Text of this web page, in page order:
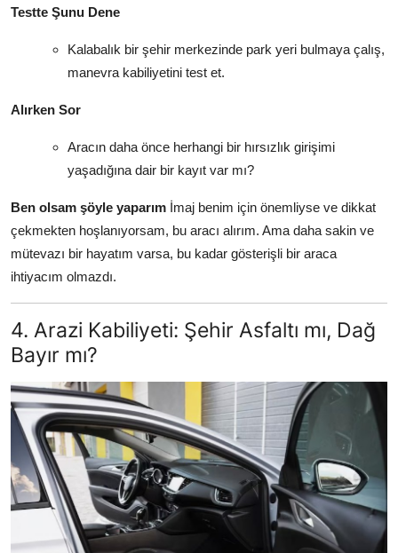
Testte Şunu Dene
Kalabalık bir şehir merkezinde park yeri bulmaya çalış,
manevra kabiliyetini test et.
Alırken Sor
Aracın daha önce herhangi bir hırsızlık girişimi
yaşadığına dair bir kayıt var mı?
Ben olsam şöyle yaparım İmaj benim için önemliyse ve dikkat
çekmekten hoşlanıyorsam, bu aracı alırım. Ama daha sakin ve
mütevazı bir hayatım varsa, bu kadar gösterişli bir araca
ihtiyacım olmazdı.
4. Arazi Kabiliyeti: Şehir Asfaltı mı, Dağ
Bayır mı?